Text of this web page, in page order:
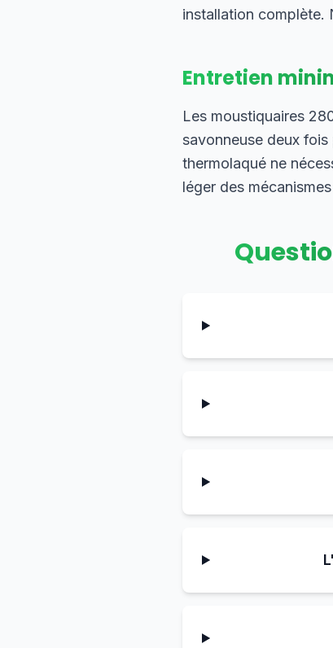
installation complète.
Entretien
Les moustiquaires
savonneuse deux
thermolaqué ne
léger des